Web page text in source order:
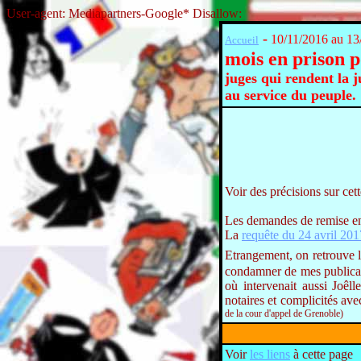
User-agent: Mediapartners-Google* Disallow:
Accueil - 10/11/2016 au
mois en prison
juges qui rendent la
au service du peuple.
Voir des précisions sur
Les demandes de remise
La requête du 24 avril
Etrangement, on retrouve
condamner de mes
où intervenait aussi
notaires et complicités
de la cour d'appel de Grenoble)
Voirles liens à cette page